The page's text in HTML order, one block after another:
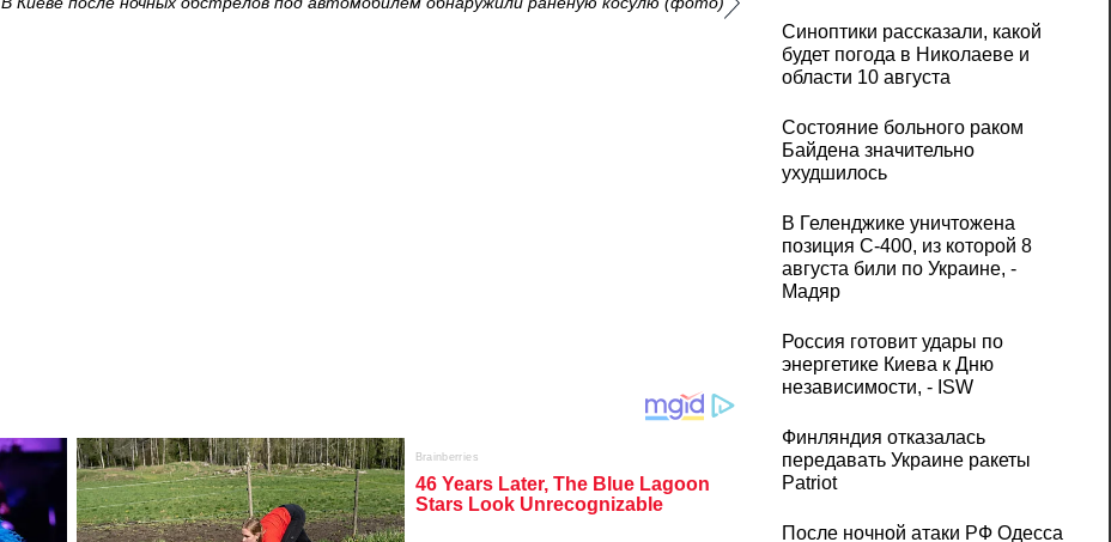
Синоптики рассказали, какой
будет погода в Николаеве и
области 10 августа
Состояние больного раком
Байдена значительно
ухудшилось
В Геленджике уничтожена
позиция С-400, из которой 8
августа били по Украине, -
Мадяр
Россия готовит удары по
энергетике Киева к Дню
независимости, - ISW
Финляндия отказалась
передавать Украине ракеты
Patriot
После ночной атаки РФ Одесса